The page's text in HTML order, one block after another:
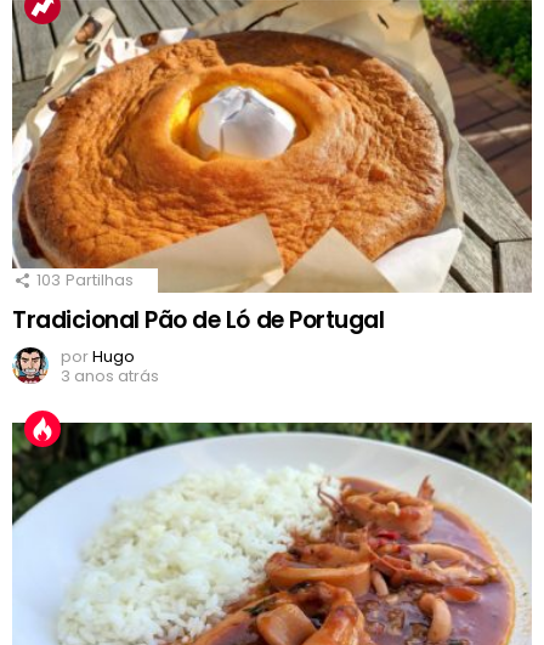
103 Partilhas
Tradicional Pão de Ló de Portugal
porHugo
3 anos atrás